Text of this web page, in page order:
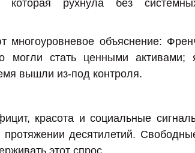
которая рухнула без
многоуровневое объяснение:
могли стать ценными активами;
вышли из-под контроля.
красота и социальные
протяжении десятилетий.
этот спрос.